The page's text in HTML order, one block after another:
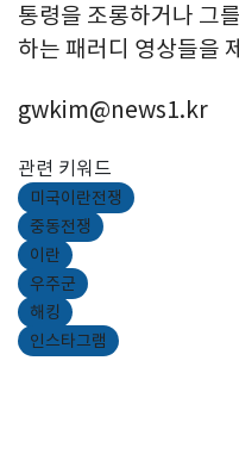
통령을 조롱하거나 그
하는 패러디 영상들을
gwkim@news1.kr
관련 키워드
미국이란전쟁
중동전쟁
이란
우주군
해킹
인스타그램